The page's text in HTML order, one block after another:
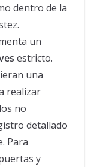
dentro de la
un
estricto.
una
realizar
no
detallado
Para
y